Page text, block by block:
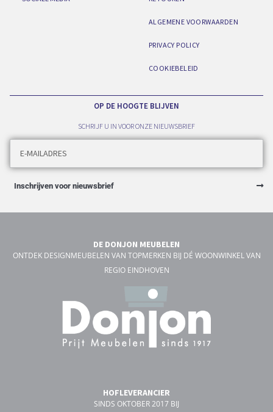
ALGEMENE VOORWAARDEN
PRIVACY POLICY
COOKIEBELEID
OP DE HOOGTE BLIJVEN
SCHRIJF U IN VOOR ONZE NIEUWSBRIEF
Inschrijven voor nieuwsbrief
DE DONJON MEUBELEN
ONTDEK DESIGNMEUBELEN VAN TOPMERKEN BIJ DÉ WOONWINKEL VAN
REGIO EINDHOVEN
HOFLEVERANCIER
SINDS OKTOBER 2017 BIJ